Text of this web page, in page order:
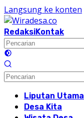
Langsung ke konten
RedaksiKontak
Liputan Utama
Desa Kita